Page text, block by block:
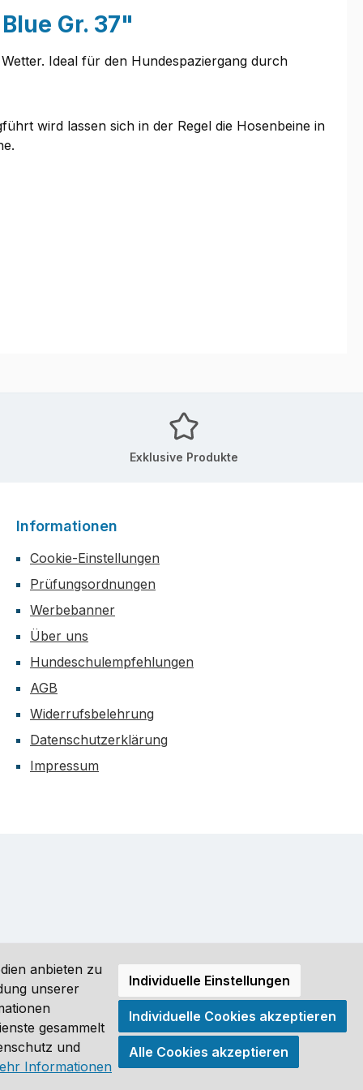
Gr. 37"
Ideal für den Hundespaziergang durch
wird lassen sich in der Regel die Hosenbeine in
Exklusive Produkte
Informationen
Cookie-Einstellungen
Prüfungsordnungen
Werbebanner
Über uns
Hundeschulempfehlungen
AGB
Widerrufsbelehrung
Datenschutzerklärung
Impressum
(DE) angezeigt. Streichpreise = UVP-Preise. Abbildungen
anbieten zu
unserer
gesammelt
und
Informationen
Individuelle Einstellungen
Individuelle Cookies akzeptieren
Alle Cookies akzeptieren